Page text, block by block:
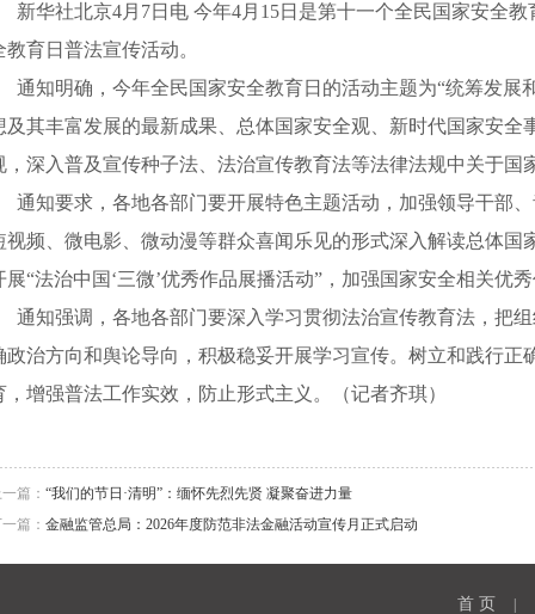
新华社北京4月7日电 今年4月15日是第十一个全民国家安全
教育日普法宣传活动。
通知明确，今年全民国家安全教育日的活动主题为“统筹发展
及其丰富发展的最新成果、总体国家安全观、新时代国家安
，深入普及宣传种子法、法治宣传教育法等法律法规中关于国
通知要求，各地各部门要开展特色主题活动，加强领导干部
视频、微电影、微动漫等群众喜闻乐见的形式深入解读总体
展“法治中国‘三微’优秀作品展播活动”，加强国家安全相关
通知强调，各地各部门要深入学习贯彻法治宣传教育法，把
政治方向和舆论导向，积极稳妥开展学习宣传。树立和践行
，增强普法工作实效，防止形式主义。（记者齐琪）
篇： “我们的节日·清明”：缅怀先烈先贤 凝聚奋进力量
篇： 金融监管总局：2026年度防范非法金融活动宣传月正式启动
首 页